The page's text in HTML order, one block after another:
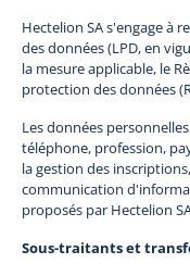
Hectelion SA s'engage à
des données (LPD, en
la mesure applicable, le
protection des données
Les données
téléphone, profession,
la gestion des
communication
proposés par Hectelion
Sous-traitants et